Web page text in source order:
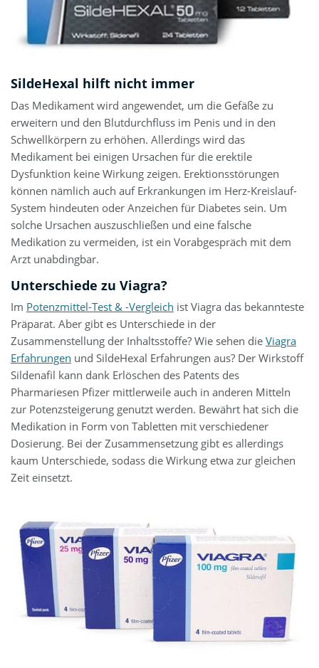
SildeHexal hilft nicht immer
Das Medikament wird angewendet, um die Gefäße zu
erweitern und den Blutdurchfluss im Penis und in den
Schwellkörpern zu erhöhen. Allerdings wird das
Medikament bei einigen Ursachen für die erektile
Dysfunktion keine Wirkung zeigen. Erektionsstörungen
können nämlich auch auf Erkrankungen im Herz-Kreislauf-
System hindeuten oder Anzeichen für Diabetes sein. Um
solche Ursachen auszuschließen und eine falsche
Medikation zu vermeiden, ist ein Vorabgespräch mit dem
Arzt unabdingbar.
Unterschiede zu Viagra?
Im Potenzmittel-Test & -Vergleich ist Viagra das bekannteste
Präparat. Aber gibt es Unterschiede in der
Zusammenstellung der Inhaltsstoffe? Wie sehen die Viagra
Erfahrungen und SildeHexal Erfahrungen aus? Der Wirkstoff
Sildenafil kann dank Erlöschen des Patents des
Pharmariesen Pfizer mittlerweile auch in anderen Mitteln
zur Potenzsteigerung genutzt werden. Bewährt hat sich die
Medikation in Form von Tabletten mit verschiedener
Dosierung. Bei der Zusammensetzung gibt es allerdings
kaum Unterschiede, sodass die Wirkung etwa zur gleichen
Zeit einsetzt.